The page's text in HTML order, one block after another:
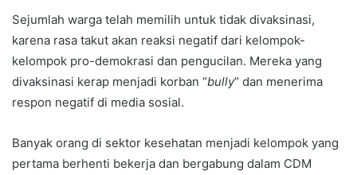
Sejumlah warga telah memilih untuk tidak divaksinasi,
karena rasa takut akan reaksi negatif dari kelompok-
kelompok pro-demokrasi dan pengucilan. Mereka yang
divaksinasi kerap menjadi korban “bully” dan menerima
respon negatif di media sosial.
Banyak orang di sektor kesehatan menjadi kelompok yang
pertama berhenti bekerja dan bergabung dalam CDM